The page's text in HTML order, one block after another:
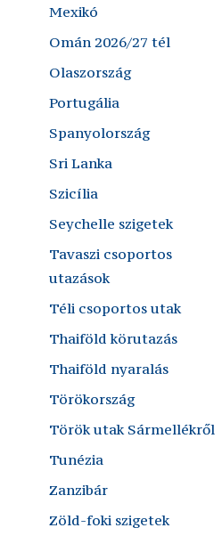
Mexikó
Omán 2026/27 tél
Olaszország
Portugália
Spanyolország
Sri Lanka
Szicília
Seychelle szigetek
Tavaszi csoportos
utazások
Téli csoportos utak
Thaiföld körutazás
Thaiföld nyaralás
Törökország
Török utak Sármellékről
Tunézia
Zanzibár
Zöld-foki szigetek